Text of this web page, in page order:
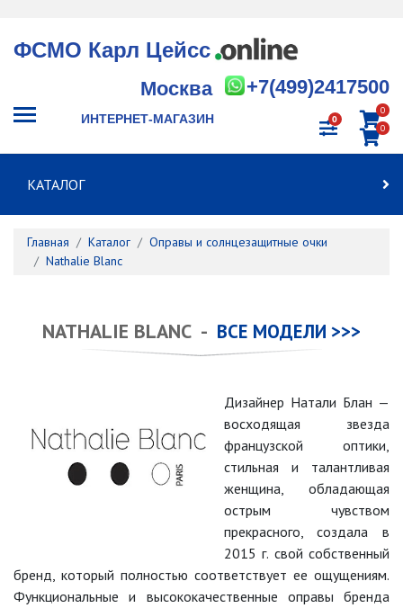
ФСМО Карл Цейсс
+7(499)2417500
Москва
ИНТЕРНЕТ-МАГАЗИН 0
0
0
КАТАЛОГ
Главная Каталог
Оправы и солнцезащитные очки
Nathalie Blanc
NATHALIE BLANC - ВСЕ МОДЕЛИ >>>
Дизайнер Натали Блан —
восходящая звезда
французской оптики,
стильная и талантливая
женщина, обладающая
острым чувством
прекрасного, создала в
2015 г. свой собственный
бренд, который полностью соответствует ее ощущениям.
Функциональные и высококачественные оправы бренда